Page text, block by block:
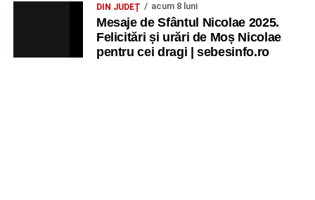
DIN JUDEȚ acum 8 luni
Mesaje de Sfântul Nicolae 2025.
Felicitări și urări de Moș Nicolae
pentru cei dragi | sebesinfo.ro